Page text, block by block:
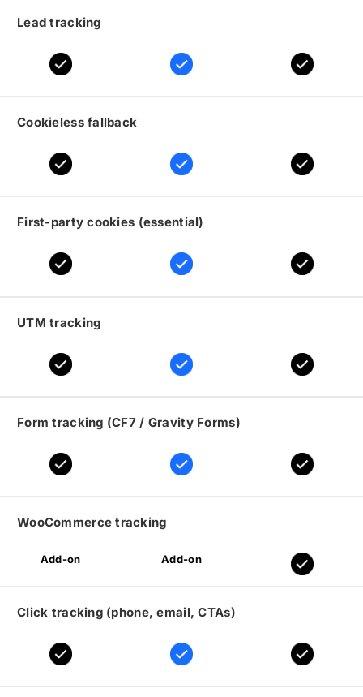
Lead tracking
Cookieless fallback
First-party cookies (essential)
UTM tracking
Form tracking (CF7 / Gravity Forms)
WooCommerce tracking
Add-on Add-on
Click tracking (phone, email, CTAs)